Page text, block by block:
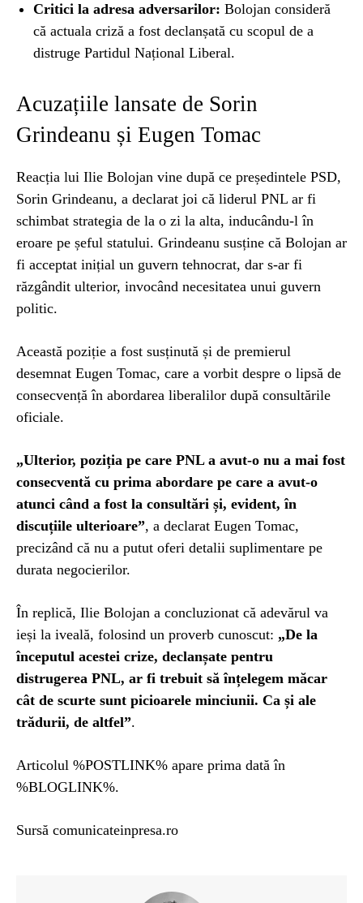
Critici la adresa adversarilor: Bolojan consideră
că actuala criză a fost declanșată cu scopul de a
distruge Partidul Național Liberal.
Acuzațiile lansate de Sorin
Grindeanu și Eugen Tomac
Reacția lui Ilie Bolojan vine după ce președintele PSD,
Sorin Grindeanu, a declarat joi că liderul PNL ar fi
schimbat strategia de la o zi la alta, inducându-l în
eroare pe șeful statului. Grindeanu susține că Bolojan ar
fi acceptat inițial un guvern tehnocrat, dar s-ar fi
răzgândit ulterior, invocând necesitatea unui guvern
politic.
Această poziție a fost susținută și de premierul
desemnat Eugen Tomac, care a vorbit despre o lipsă de
consecvență în abordarea liberalilor după consultările
oficiale.
„Ulterior, poziția pe care PNL a avut-o nu a mai fost
consecventă cu prima abordare pe care a avut-o
atunci când a fost la consultări și, evident, în
discuțiile ulterioare”, a declarat Eugen Tomac,
precizând că nu a putut oferi detalii suplimentare pe
durata negocierilor.
În replică, Ilie Bolojan a concluzionat că adevărul va
ieși la iveală, folosind un proverb cunoscut: „De la
începutul acestei crize, declanșate pentru
distrugerea PNL, ar fi trebuit să înțelegem măcar
cât de scurte sunt picioarele minciunii. Ca și ale
trădurii, de altfel”.
Articolul %POSTLINK% apare prima dată în
%BLOGLINK%.
Sursă comunicateinpresa.ro